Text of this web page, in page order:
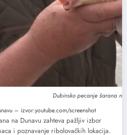
Dubinsko pecanje šarana na
– izvor:youtube.com/screenshot
na Dunavu zahteva pažljiv izbor
i poznavanje ribolovačkih lokacija.